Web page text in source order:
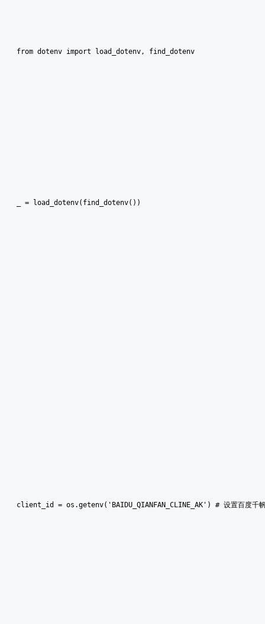
from dotenv import load_dotenv, find_dotenv
_ = load_dotenv(find_dotenv())
client_id = os.getenv('BAIDU_QIANFAN_CLINE_AK') # 设置百度千